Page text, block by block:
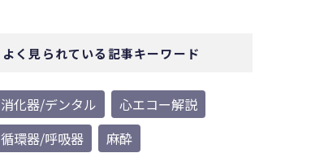
よく見られている記事キーワード
消化器/デンタル
心エコー解説
循環器/呼吸器
麻酔